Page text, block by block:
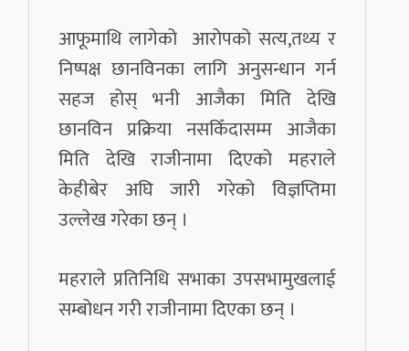
आफूमाथि लागेको आरोपको सत्य,तथ्य र
निष्पक्ष छानविनका लागि अनुसन्धान गर्न
सहज होस् भनी आजैका मिति देखि
छानविन प्रक्रिया नसकिँदासम्म आजैका
मिति देखि राजीनामा दिएको महराले
केहीबेर अघि जारी गरेको विज्ञप्तिमा
उल्लेख गरेका छन् ।
महराले प्रतिनिधि सभाका उपसभामुखलाई
सम्बोधन गरी राजीनामा दिएका छन् ।